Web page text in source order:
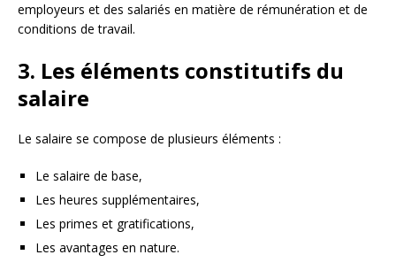
employeurs et des salariés en matière de rémunération et de
conditions de travail.
3. Les éléments constitutifs du
salaire
Le salaire se compose de plusieurs éléments :
Le salaire de base,
Les heures supplémentaires,
Les primes et gratifications,
Les avantages en nature.